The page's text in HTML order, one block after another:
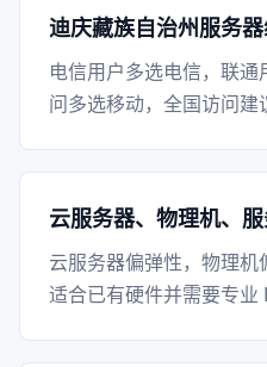
迪庆藏族自治州服务器
电信用户多选电信，联
问多选移动，全国访问建
云服务器、物理机、
云服务器偏弹性，物理机
适合已有硬件并需要专业